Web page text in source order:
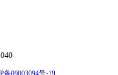
备09003094号-19